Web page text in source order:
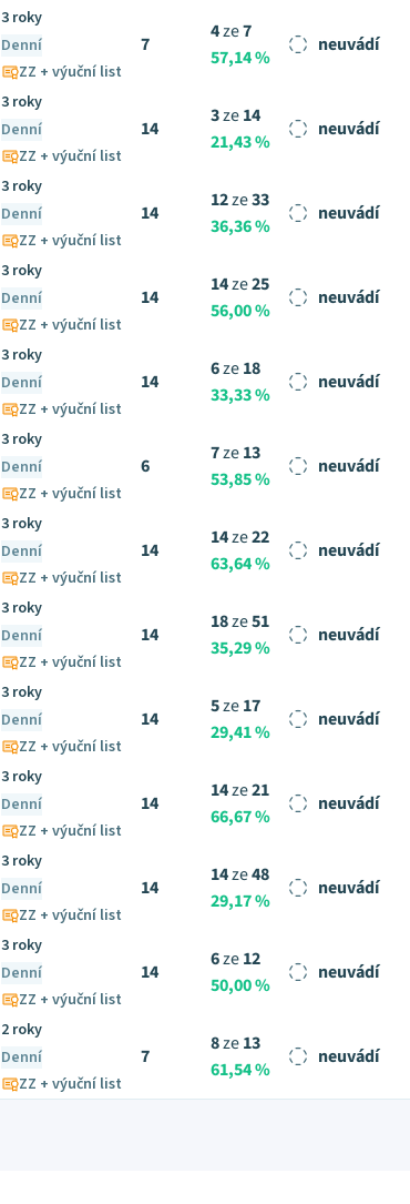
3 roky
Denní
ZZ + výuční list
7
4ze7
57,14 %
neuvádí
3 roky
Denní
ZZ + výuční list
14
3ze14
21,43 %
neuvádí
3 roky
Denní
ZZ + výuční list
14
12ze33
36,36 %
neuvádí
3 roky
Denní
ZZ + výuční list
14
14ze25
56,00 %
neuvádí
3 roky
Denní
ZZ + výuční list
14
6ze18
33,33 %
neuvádí
3 roky
Denní
ZZ + výuční list
6
7ze13
53,85 %
neuvádí
3 roky
Denní
ZZ + výuční list
14
14ze22
63,64 %
neuvádí
3 roky
Denní
ZZ + výuční list
14
18ze51
35,29 %
neuvádí
3 roky
Denní
ZZ + výuční list
14
5ze17
29,41 %
neuvádí
3 roky
Denní
ZZ + výuční list
14
14ze21
66,67 %
neuvádí
3 roky
Denní
ZZ + výuční list
14
14ze48
29,17 %
neuvádí
3 roky
Denní
ZZ + výuční list
14
6ze12
50,00 %
neuvádí
2 roky
Denní
ZZ + výuční list
7
8ze13
61,54 %
neuvádí